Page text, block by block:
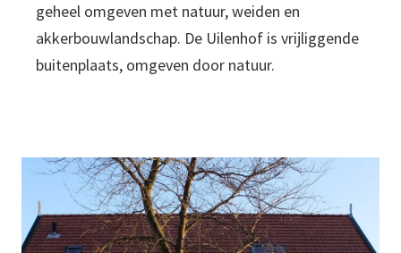
geheel omgeven met natuur, weiden en
akkerbouwlandschap. De Uilenhof is vrijliggende
buitenplaats, omgeven door natuur.